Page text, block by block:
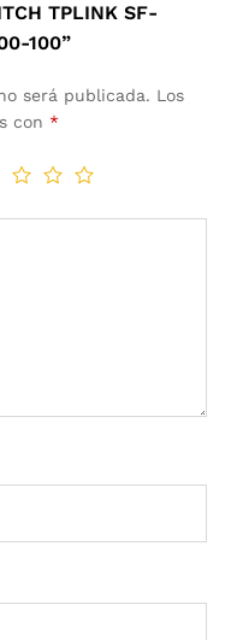
TPLINK SF-
100”
será publicada. Los
con *